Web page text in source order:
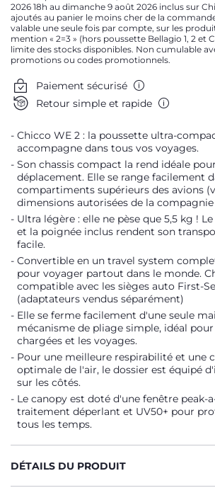
2026 18h au dimanche 9 août 2026 inclus sur
ajoutés au panier le moins cher de la
valable une seule fois par compte, sur les
mention « 2=3 » (hors poussette Bellagio 1, 2 et
limite des stocks disponibles. Non cumulable
promotions ou codes promotionnels.
Paiement sécurisé
Retour simple et rapide
Chicco WE 2 : la poussette ultra-
accompagne dans tous vos voyages.
Son chassis compact la rend idéale
déplacement. Elle se range facilement
compartiments supérieurs des avions
dimensions autorisées de la compagnie
Ultra légère : elle ne pèse que 5,5 kg !
et la poignée inclus rendent son
facile.
Convertible en un travel system
pour voyager partout dans le monde.
compatible avec les sièges auto First-
(adaptateurs vendus séparément)
Elle se ferme facilement d'une seule
mécanisme de pliage simple, idéal
chargées et les voyages.
Pour une meilleure respirabilité et une
optimale de l'air, le dossier est équipé
sur les côtés.
Le canopy est doté d'une fenêtre peak-
traitement déperlant et UV50+ pour
tous les temps.
DÉTAILS DU PRODUIT